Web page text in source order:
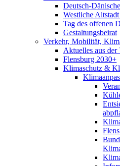
Deutsch-
Westliche
Tag des offenen
Gestaltungsbeirat
Verkehr, Mobilität,
Aktuelles aus der
Flensburg 2030+
Klimaschutz &